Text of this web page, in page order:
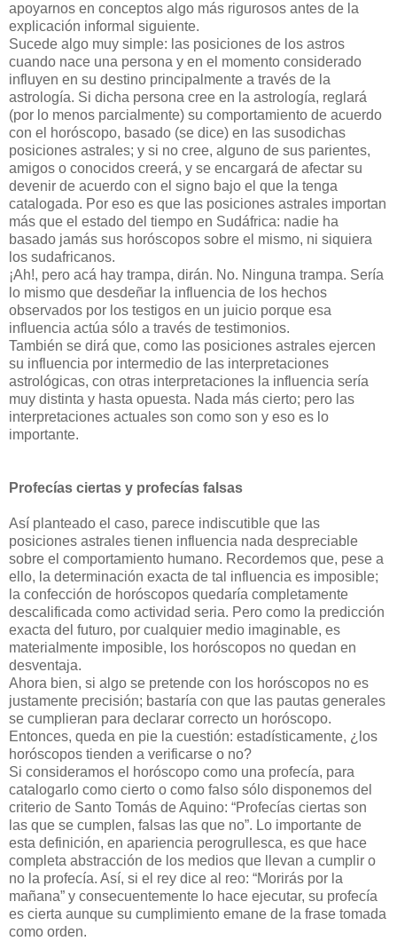
apoyarnos en conceptos algo más rigurosos antes de la
explicación informal siguiente.
Sucede algo muy simple: las posiciones de los astros
cuando nace una persona y en el momento considerado
influyen en su destino principalmente a través de la
astrología. Si dicha persona cree en la astrología, reglará
(por lo menos parcialmente) su comportamiento de acuerdo
con el horóscopo, basado (se dice) en las susodichas
posiciones astrales; y si no cree, alguno de sus parientes,
amigos o conocidos creerá, y se encargará de afectar su
devenir de acuerdo con el signo bajo el que la tenga
catalogada. Por eso es que las posiciones astrales importan
más que el estado del tiempo en Sudáfrica: nadie ha
basado jamás sus horóscopos sobre el mismo, ni siquiera
los sudafricanos.
¡Ah!, pero acá hay trampa, dirán. No. Ninguna trampa. Sería
lo mismo que desdeñar la influencia de los hechos
observados por los testigos en un juicio porque esa
influencia actúa sólo a través de testimonios.
También se dirá que, como las posiciones astrales ejercen
su influencia por intermedio de las interpretaciones
astrológicas, con otras interpretaciones la influencia sería
muy distinta y hasta opuesta. Nada más cierto; pero las
interpretaciones actuales son como son y eso es lo
importante.
Profecías ciertas y profecías falsas
Así planteado el caso, parece indiscutible que las
posiciones astrales tienen influencia nada despreciable
sobre el comportamiento humano. Recordemos que, pese a
ello, la determinación exacta de tal influencia es imposible;
la confección de horóscopos quedaría completamente
descalificada como actividad seria. Pero como la predicción
exacta del futuro, por cualquier medio imaginable, es
materialmente imposible, los horóscopos no quedan en
desventaja.
Ahora bien, si algo se pretende con los horóscopos no es
justamente precisión; bastaría con que las pautas generales
se cumplieran para declarar correcto un horóscopo.
Entonces, queda en pie la cuestión: estadísticamente, ¿los
horóscopos tienden a verificarse o no?
Si consideramos el horóscopo como una profecía, para
catalogarlo como cierto o como falso sólo disponemos del
criterio de Santo Tomás de Aquino: “Profecías ciertas son
las que se cumplen, falsas las que no”. Lo importante de
esta definición, en apariencia perogrullesca, es que hace
completa abstracción de los medios que llevan a cumplir o
no la profecía. Así, si el rey dice al reo: “Morirás por la
mañana” y consecuentemente lo hace ejecutar, su profecía
es cierta aunque su cumplimiento emane de la frase tomada
como orden.